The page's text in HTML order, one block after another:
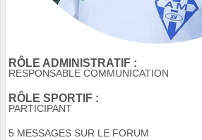
RÔLE ADMINISTRATIF :
RESPONSABLE COMMUNICATION
RÔLE SPORTIF :
PARTICIPANT
5 MESSAGES SUR LE FORUM